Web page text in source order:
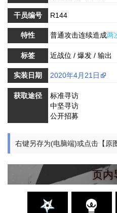
干员编号 R144
特性 普通攻击连续造成两
标签 近战位 / 爆发 / 输出
实装日期 2020年4月21日
获取途径
标准寻访
中坚寻访
公开招募
右键另存为(电脑端)或点击【原
页内